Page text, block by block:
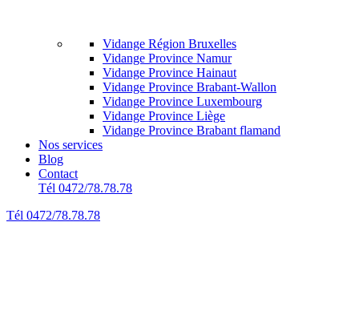
Vidange Région Bruxelles
Vidange Province Namur
Vidange Province Hainaut
Vidange Province Brabant-Wallon
Vidange Province Luxembourg
Vidange Province Liège
Vidange Province Brabant flamand
Nos services
Blog
Contact
Tél 0472/78.78.78
Tél 0472/78.78.78